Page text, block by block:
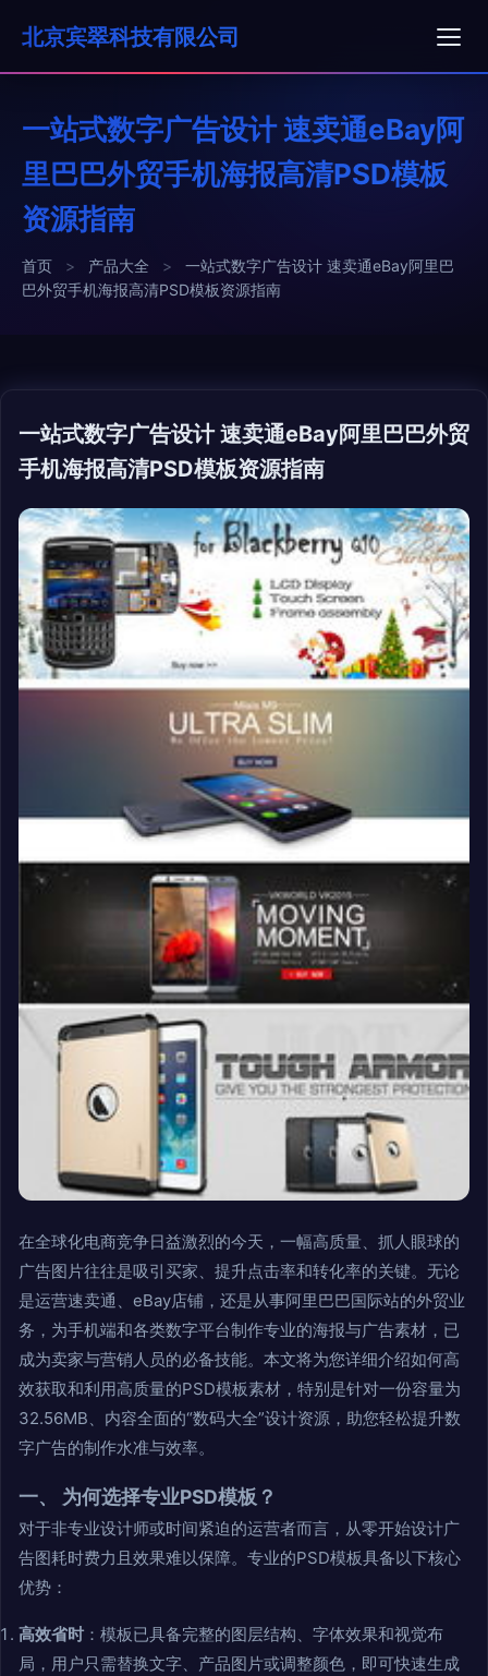
北京宾翠科技有限公司
一站式数字广告设计 速卖通eBay阿
里巴巴外贸手机海报高清PSD模板
资源指南
首页 > 产品大全 >
一站式数字广告设计 速卖通eBay阿里巴
巴外贸手机海报高清PSD模板资源指南
一站式数字广告设计 速卖通eBay阿里巴巴外贸
手机海报高清PSD模板资源指南
在全球化电商竞争日益激烈的今天，一幅高质量、抓人眼球的
广告图片往往是吸引买家、提升点击率和转化率的关键。无论
是运营速卖通、eBay店铺，还是从事阿里巴巴国际站的外贸业
务，为手机端和各类数字平台制作专业的海报与广告素材，已
成为卖家与营销人员的必备技能。本文将为您详细介绍如何高
效获取和利用高质量的PSD模板素材，特别是针对一份容量为
32.56MB、内容全面的“数码大全”设计资源，助您轻松提升数
字广告的制作水准与效率。
一、 为何选择专业PSD模板？
对于非专业设计师或时间紧迫的运营者而言，从零开始设计广
告图耗时费力且效果难以保障。专业的PSD模板具备以下核心
优势：
高效省时 ：模板已具备完整的图层结构、字体效果和视觉布
局，用户只需替换文字、产品图片或调整颜色，即可快速生成